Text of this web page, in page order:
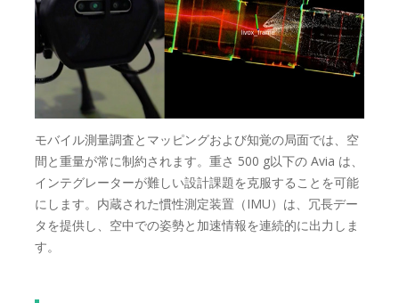
モバイル測量調査とマッピングおよび知覚の局面では、空
間と重量が常に制約されます。重さ 500 g以下の Avia は、
インテグレーターが難しい設計課題を克服することを可能
にします。内蔵された慣性測定装置（IMU）は、冗長デー
タを提供し、空中での姿勢と加速情報を連続的に出力しま
す。